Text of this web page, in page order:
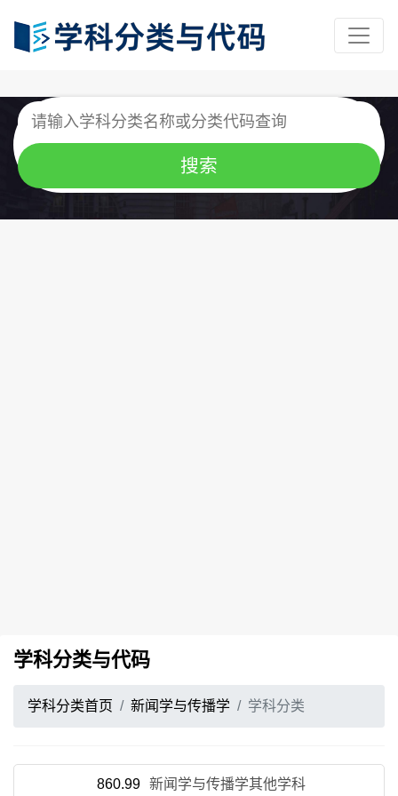
学科分类与代码
学科分类首页 新闻学与传播学 学科分类
860.99 新闻学与传播学其他学科